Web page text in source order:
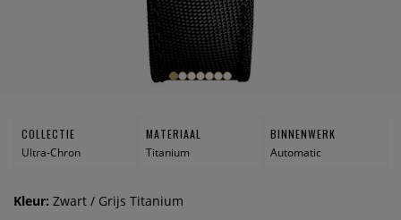
COLLECTIE
Ultra-Chron
MATERIAAL
Titanium
BINNENWERK
Automatic
Kleur: Zwart / Grijs Titanium